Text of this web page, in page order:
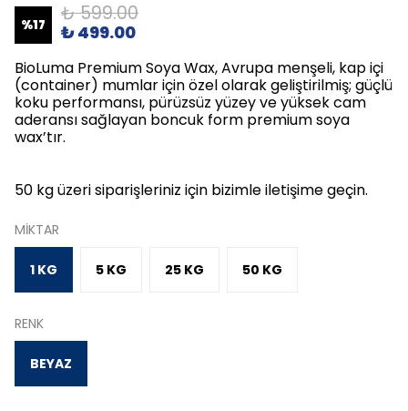
%17 ₺ 599.00
₺ 499.00
BioLuma Premium Soya Wax, Avrupa menşeli, kap içi
(container) mumlar için özel olarak geliştirilmiş; güçlü
koku performansı, pürüzsüz yüzey ve yüksek cam
aderansı sağlayan boncuk form premium soya
wax’tır.
50 kg üzeri siparişleriniz için bizimle iletişime geçin.
MİKTAR
1 KG 5 KG 25 KG 50 KG
RENK
BEYAZ